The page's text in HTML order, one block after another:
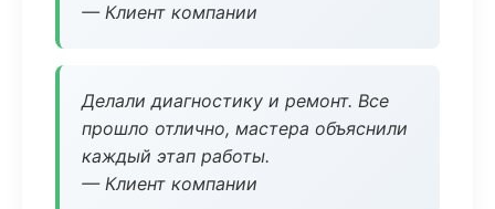
— Клиент компании
Делали диагностику и ремонт. Все
прошло отлично, мастера объяснили
каждый этап работы.
— Клиент компании